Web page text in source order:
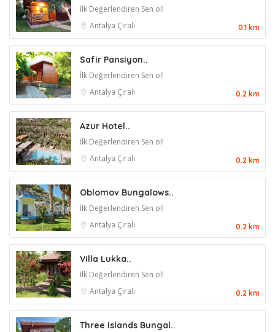
İlk Değerlendiren Sen ol!
Antalya Çıralı 0.1 km
Safir Pansiyon..
İlk Değerlendiren Sen ol!
Antalya Çıralı 0.2 km
Azur Hotel..
İlk Değerlendiren Sen ol!
Antalya Çıralı 0.2 km
Oblomov Bungalows..
İlk Değerlendiren Sen ol!
Antalya Çıralı 0.2 km
Villa Lukka..
İlk Değerlendiren Sen ol!
Antalya Çıralı 0.2 km
Three Islands Bungal..